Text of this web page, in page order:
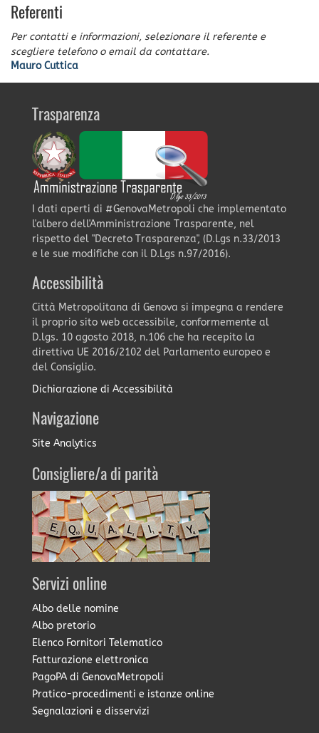
Referenti
Per contatti e informazioni, selezionare il referente e
scegliere telefono o email da contattare.
Mauro Cuttica
Trasparenza
I dati aperti di #GenovaMetropoli che implementato
l'albero dell'Amministrazione Trasparente, nel
rispetto del "Decreto Trasparenza", (D.Lgs n.33/2013
e le sue modifiche con il D.Lgs n.97/2016).
Accessibilità
Città Metropolitana di Genova si impegna a rendere
il proprio sito web accessibile, conformemente al
D.lgs. 10 agosto 2018, n.106 che ha recepito la
direttiva UE 2016/2102 del Parlamento europeo e
del Consiglio.
Dichiarazione di Accessibilità
Navigazione
Site Analytics
Consigliere/a di parità
Servizi online
Albo delle nomine
Albo pretorio
Elenco Fornitori Telematico
Fatturazione elettronica
PagoPA di GenovaMetropoli
Pratico-procedimenti e istanze online
Segnalazioni e disservizi